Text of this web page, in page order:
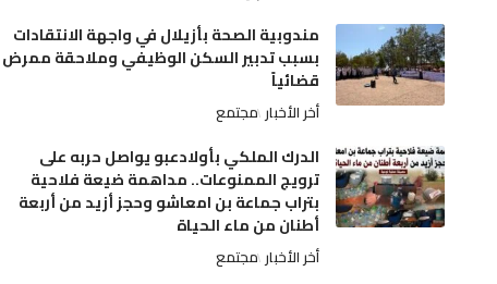
مندوبية الصحة بأزيلال في واجهة الانتقادات
بسبب تدبير السكن الوظيفي وملاحقة ممرض
قضائياً
أخر الأخبار مجتمع
الدرك الملكي بأولادعبو يواصل حربه على
ترويج الممنوعات.. مداهمة ضيعة فلاحية
بتراب جماعة بن امعاشو وحجز أزيد من أربعة
أطنان من ماء الحياة
أخر الأخبار مجتمع